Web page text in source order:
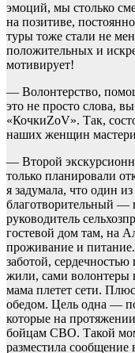
эмоций, мы столько
на позитиве,
туры тоже стали не
положительных и
мотивирует!
— Волонтерство,
это не просто слова,
«КочкиZoV». Так,
наших женщин
— Второй
только планировали
я задумала, что один
благотворительный —
руководитель
гостевой дом там, на
проживание и
заботой,
жили, сами волонтеры
мама плетет сети.
обедом. Цель одна —
которые на
бойцам СВО. Такой
разместила сообщение